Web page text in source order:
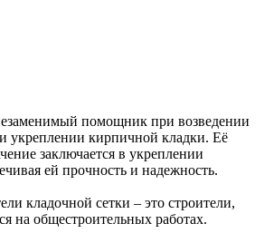
помощник при возведении
укреплении кирпичной кладки. Её
заключается в укреплении
ей прочность и надежность.
кладочной сетки – это строители,
на общестроительных работах.